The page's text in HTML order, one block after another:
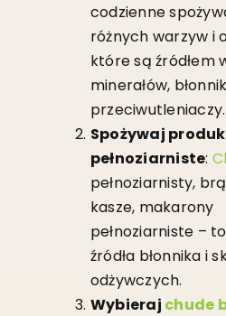
codzienne
różnych warzyw i
które są źródłem
minerałów,
przeciwutleniaczy.
Spożywaj
pełnoziarniste:
pełnoziarnisty,
kasze, makarony
pełnoziarniste –
źródła błonnika i
odżywczych.
Wybieraj chude